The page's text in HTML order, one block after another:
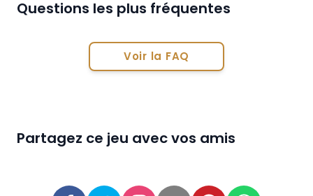
Questions les plus fréquentes
Voir la FAQ
Partagez ce jeu avec vos amis